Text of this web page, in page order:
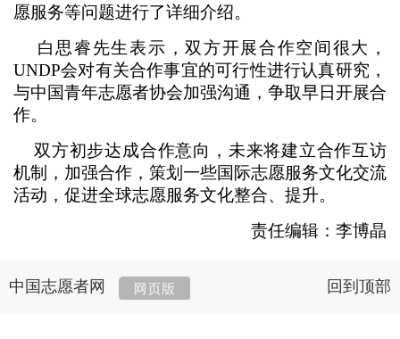
愿服务等问题进行了详细介绍。
白思睿先生表示，双方开展合作空间很大，
UNDP会对有关合作事宜的可行性进行认真研究，
与中国青年志愿者协会加强沟通，争取早日开展合
作。
双方初步达成合作意向，未来将建立合作互访
机制，加强合作，策划一些国际志愿服务文化交流
活动，促进全球志愿服务文化整合、提升。
责任编辑：李博晶
中国志愿者网 回到顶部